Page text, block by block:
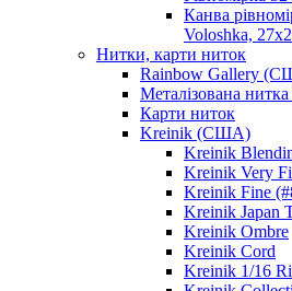
Канва
Voloshka,
Нитки, карти ниток
Rainbow Gallery
Металізована
Карти ниток
Kreinik (США)
Kreinik
Kreinik Very
Kreinik Fine
Kreinik Japan
Kreinik Ombre
Kreinik Cord
Kreinik 1/16